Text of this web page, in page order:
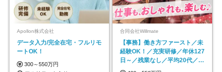
Apollon株式会社
データ入力/完全在宅・フルリモ
ートOK！
300～550万円
合同会社Willmate
【事務】働き方ファースト／未
経験OK！／充実研修／年休127
日～／残業なし／平均20代／リ
モートOK